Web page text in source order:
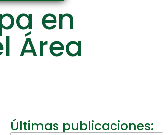
en
Área
Últimas publicaciones: